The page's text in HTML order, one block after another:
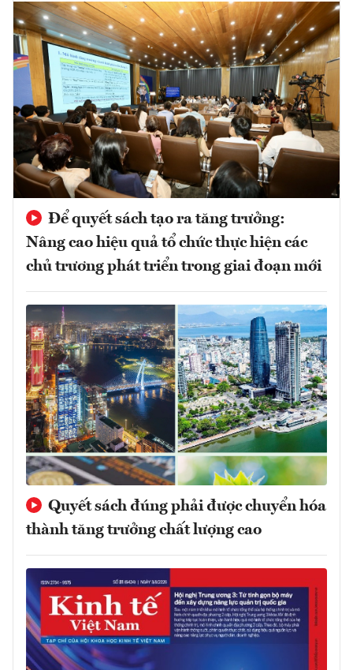
Để quyết sách tạo ra tăng trưởng:
Nâng cao hiệu quả tổ chức thực hiện các
chủ trương phát triển trong giai đoạn mới
Quyết sách đúng phải được chuyển hóa
thành tăng trưởng chất lượng cao